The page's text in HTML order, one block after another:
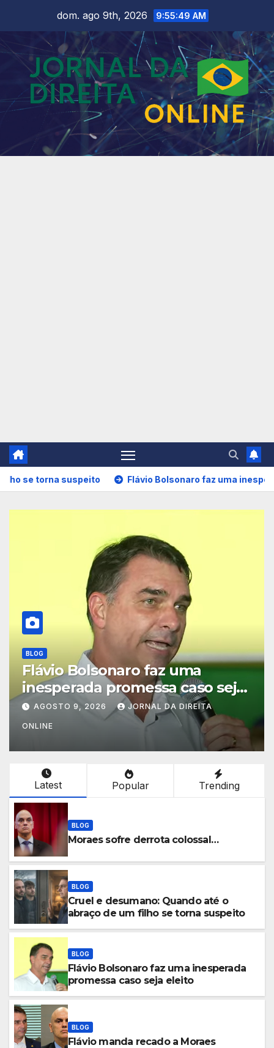
content
dom. ago 9th, 2026 9:55:51 AM
Flávio Bolsonaro faz uma inesperada promessa caso seja
BLOG
Flávio manda recado a Moraes
AGOSTO 8, 2026 JORNAL DA DIREITA
ONLINE
Latest Popular Trending
BLOG
Moraes sofre derrota colossal…
BLOG
Cruel e desumano: Quando até o
abraço de um filho se torna suspeito
BLOG
Flávio Bolsonaro faz uma inesperada
promessa caso seja eleito
BLOG
Flávio manda recado a Moraes